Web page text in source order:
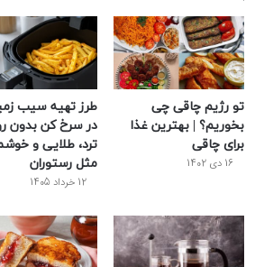
ک
ر
ی
س
ت
ب
تو رژیم چاقی چی
بخوریم؟ | بهترین غذا
برای چاقی
16 دی 1402
طرز تهیه سیب
در سرخ کن بدون
ترد، طلایی و
مثل رستوران
12 خرداد 1405